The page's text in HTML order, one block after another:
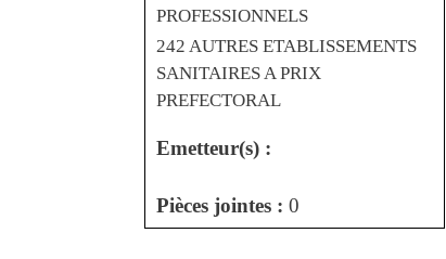
PROFESSIONNELS
242 AUTRES ETABLISSEMENTS
SANITAIRES A PRIX
PREFECTORAL
Emetteur(s) :
Pièces jointes : 0